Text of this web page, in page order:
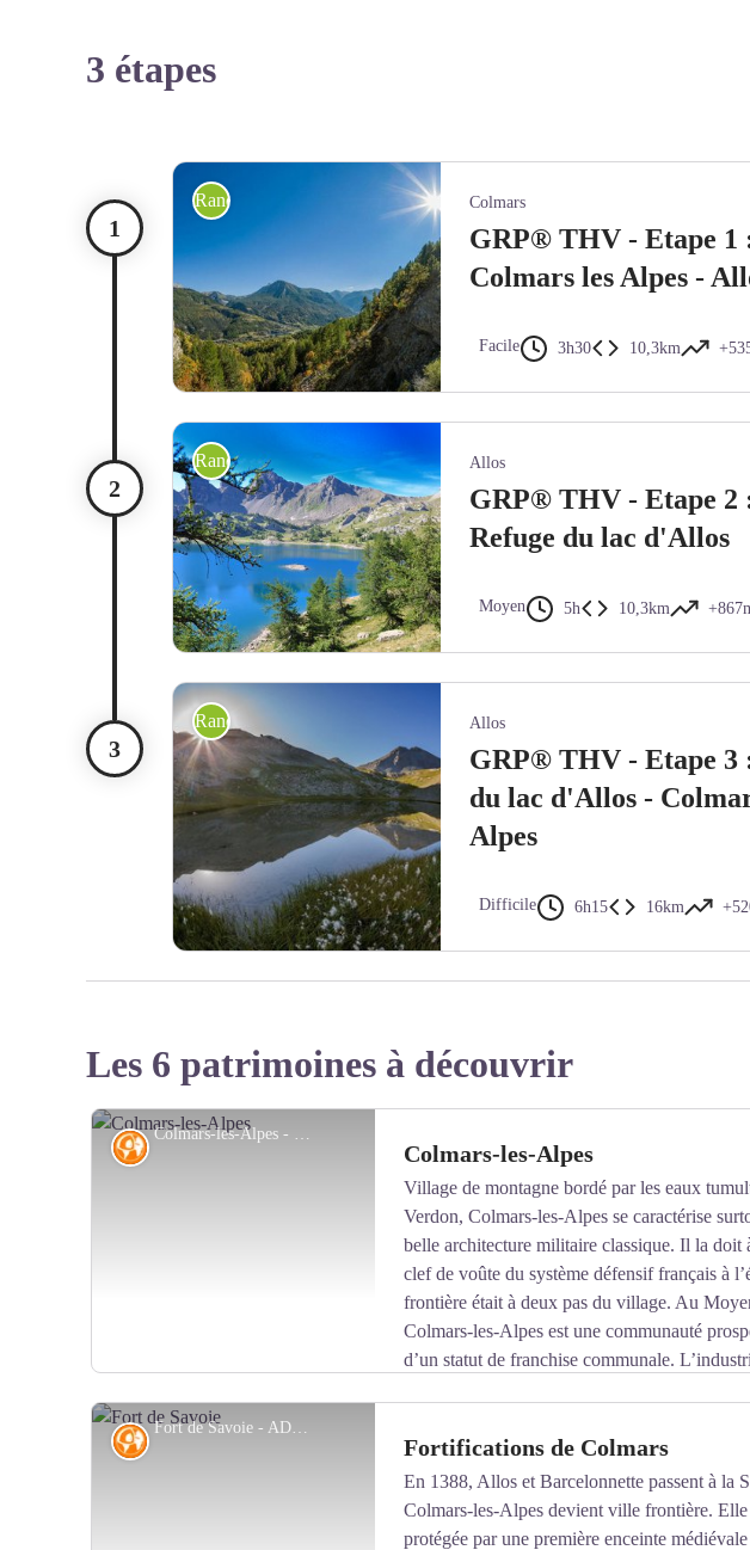
3 étapes
Randonnée itinérante Colmars
GRP® THV - Etape 1
Colmars les Alpes -
Facile 3h30 10,3km
Randonnée itinérante Allos
GRP® THV - Etape 2
Refuge du lac d'Allos
Moyen 5h 10,3km
Randonnée itinérante Allos
GRP® THV - Etape 3
du lac d'Allos -
Alpes
Difficile 6h15 16km
Les 6 patrimoines à découvrir
Colmars-les-Alpes - OT Colmars
Voir l'image en plein écran
Histoire Colmars-les-Alpes
Village de montagne bordé par les eaux
Verdon, Colmars-les-Alpes se caractérise
belle architecture militaire classique. Il la doit
clef de voûte du système défensif français à
frontière était à deux pas du village. Au
Colmars-les-Alpes est une communauté
d’un statut de franchise communale.
florissante. La laine est fournie par les nombreux troupeaux ovins qui fréquentent les
venant de Basse Provence par les « drailles » de transhumance.
Fort de Savoie - ADT 04
Histoire Fortifications de Colmars
En 1388, Allos et Barcelonnette passent à la
Colmars-les-Alpes devient ville frontière. Elle
protégée par une première enceinte